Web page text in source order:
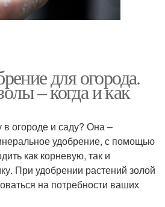
для огорода.
– когда и как
в огороде и саду? Она –
удобрение, с помощью
как корневую, так и
При удобрении растений золой
на потребности ваших